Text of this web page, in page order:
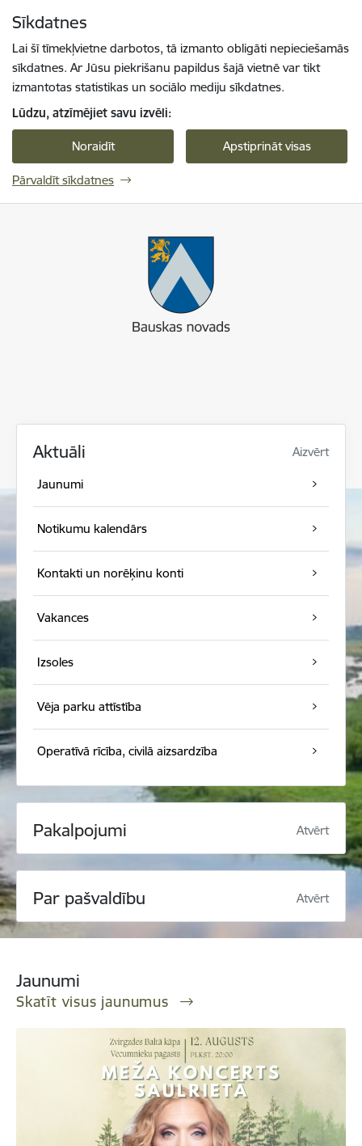
Sīkdatnes
Lai šī tīmekļvietne darbotos, tā izmanto obligāti nepieciešamās
sīkdatnes. Ar Jūsu piekrišanu papildus šajā vietnē var tikt
izmantotas statistikas un sociālo mediju sīkdatnes.
Lūdzu, atzīmējiet savu izvēli:
Noraidīt Apstiprināt visas
Pārvaldīt sīkdatnes
Aktuāli Aizvērt
Jaunumi
Notikumu kalendārs
Kontakti un norēķinu konti
Vakances
Izsoles
Vēja parku attīstība
Operatīvā rīcība, civilā aizsardzība
Pakalpojumi Atvērt
Par pašvaldību Atvērt
Jaunumi
Skatīt visus jaunumus